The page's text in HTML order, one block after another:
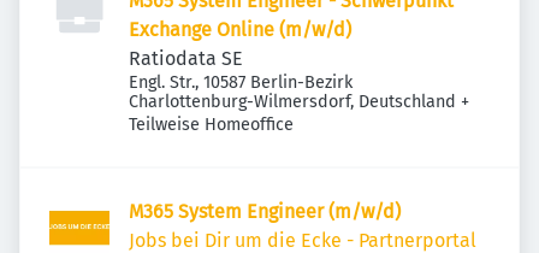
Exchange Online (m/w/d)
Ratiodata SE
Engl. Str., 10587 Berlin-Bezirk
Charlottenburg-Wilmersdorf, Deutschland +
Teilweise Homeoffice
M365 System Engineer (m/w/d)
Jobs bei Dir um die Ecke - Partnerportal